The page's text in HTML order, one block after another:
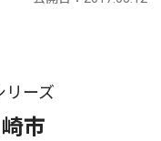
ーズ
市